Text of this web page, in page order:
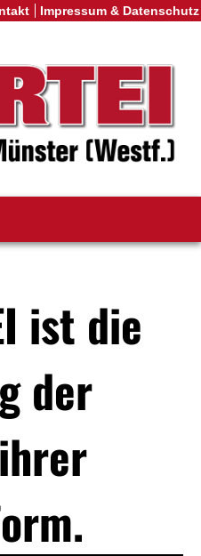
ist die
der
Impressum & Datenschutz